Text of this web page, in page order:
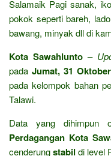
Salamaik Pagi sanak,
pokok seperti bareh,
bawang, minyak dll di
Kota Sawahlunto –
padaJumat, 31
pada kelompok bahan
Talawi.
Data yang dihimpun
Perdagangan Kota
cenderungstabil di level